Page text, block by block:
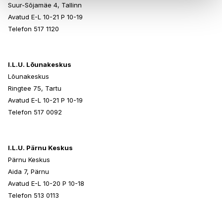
Suur-Sõjamäe 4, Tallinn
Avatud E-L 10-21 P 10-19
Telefon 517 1120
I.L.U. Lõunakeskus
Lõunakeskus
Ringtee 75, Tartu
Avatud E-L 10-21 P 10-19
Telefon 517 0092
I.L.U. Pärnu Keskus
Pärnu Keskus
Aida 7, Pärnu
Avatud E-L 10-20 P 10-18
Telefon 513 0113